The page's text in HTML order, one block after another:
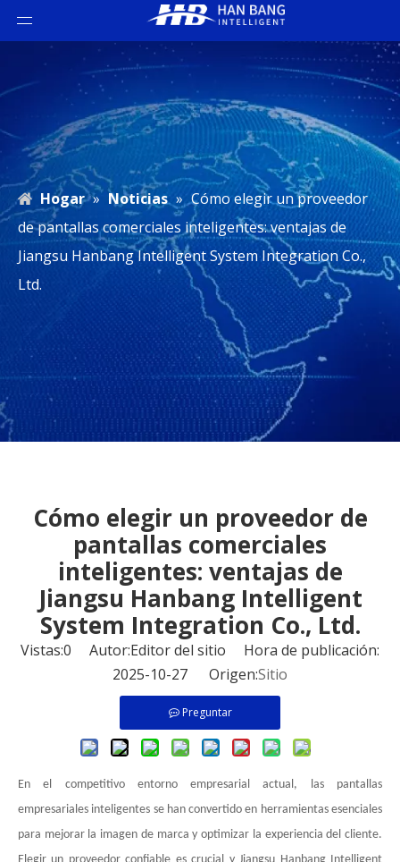
Hogar » Noticias » Cómo elegir un proveedor
de pantallas comerciales inteligentes: ventajas de
Jiangsu Hanbang Intelligent System Integration Co.,
Ltd.
Cómo elegir un proveedor de
pantallas comerciales
inteligentes: ventajas de
Jiangsu Hanbang Intelligent
System Integration Co., Ltd.
Vistas:0 Autor:Editor del sitio Hora de publicación:
2025-10-27 Origen:Sitio
Preguntar
En el competitivo entorno empresarial actual, las pantallas
empresariales inteligentes se han convertido en herramientas esenciales
para mejorar la imagen de marca y optimizar la experiencia del cliente.